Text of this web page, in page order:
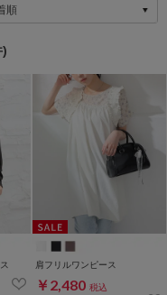
)
肩フリルワンピース
￥2,480 税込